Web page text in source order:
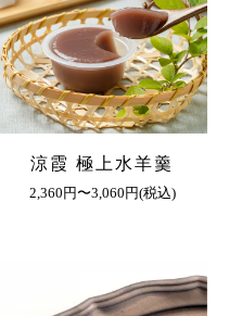
涼霞 極上水羊羹
2,360円〜3,060円(税込)